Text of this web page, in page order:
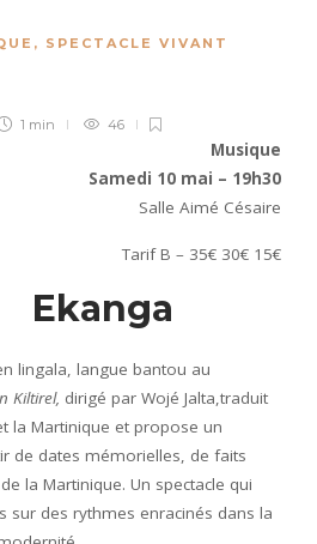
, SPECTACLE VIVANT
1 min 46
Musique
Samedi 10 mai – 19h30
Salle Aimé Césaire
Tarif B – 35€ 30€ 15€
Ekanga
lingala, langue bantou au
Kiltirel, dirigé par Wojé Jalta,traduit
la Martinique et propose un
de dates mémorielles, de faits
la Martinique. Un spectacle qui
sur des rythmes enracinés dans la